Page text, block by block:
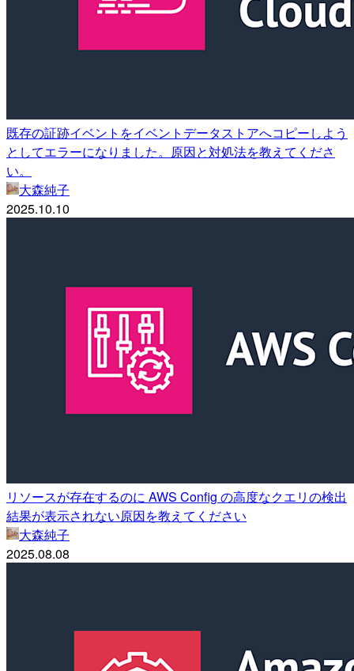
既存の証跡イベントをイベントデータストアへコピーしよう
としてエラーになりました。原因と対処法を教えてくださ
い。
大森純子
2025.10.10
リソースが存在するのに AWS Config の高度なクエリの検出
結果が表示されない原因を教えてください
大森純子
2025.08.08